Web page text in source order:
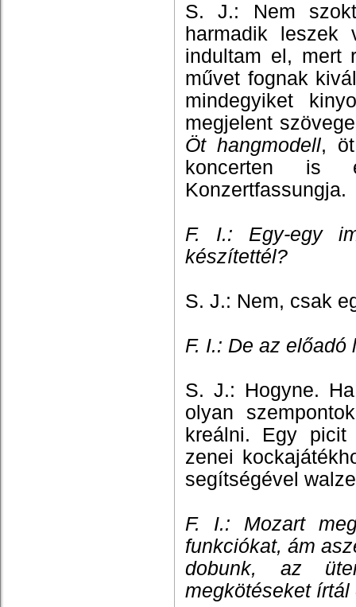
S. J.: Nem
harmadik leszek
indultam el, mert
művet fognak
mindegyiket
megjelent
Öt hangmodell, öt
koncerten is
Konzertfassungja.
F. I.: Egy-egy
készítettél?
S. J.: Nem, csak
F. I.: De az
S. J.: Hogyne.
olyan
kreálni. Egy
zenei
segítségével
F. I.: Mozart
funkciókat, ám
dobunk, az
megkötéseket